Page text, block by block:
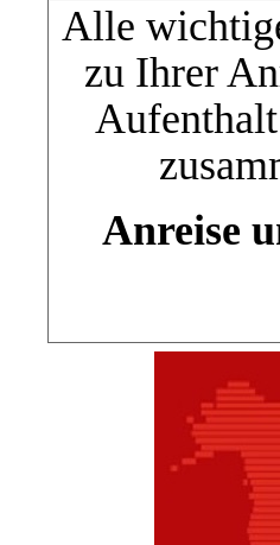
Alle
zu Ihrer
Anreise